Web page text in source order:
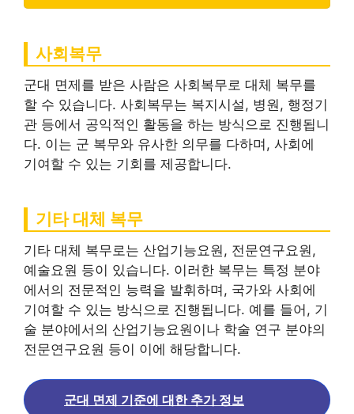
사회복무
군대 면제를 받은 사람은 사회복무로 대체 복무를
할 수 있습니다. 사회복무는 복지시설, 병원, 행정기
관 등에서 공익적인 활동을 하는 방식으로 진행됩니
다. 이는 군 복무와 유사한 의무를 다하며, 사회에
기여할 수 있는 기회를 제공합니다.
기타 대체 복무
기타 대체 복무로는 산업기능요원, 전문연구요원,
예술요원 등이 있습니다. 이러한 복무는 특정 분야
에서의 전문적인 능력을 발휘하며, 국가와 사회에
기여할 수 있는 방식으로 진행됩니다. 예를 들어, 기
술 분야에서의 산업기능요원이나 학술 연구 분야의
전문연구요원 등이 이에 해당합니다.
군대 면제 기준에 대한 추가 정보